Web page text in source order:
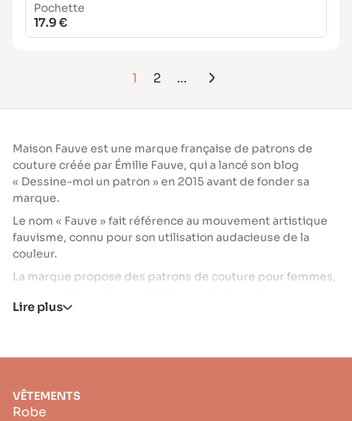
Pochette
17.9 €
1 2 …
Maison Fauve est une marque française de patrons de
couture créée par Émilie Fauve, qui a lancé son blog
« Dessine-moi un patron » en 2015 avant de fonder sa
marque.
Le nom « Fauve » fait référence au mouvement artistique
fauvisme, connu pour son utilisation audacieuse de la
couleur.
La marque propose des patrons de couture pour femmes,
collections de tissus assorties.
Lire plus
VÊTEMENTS
Robe